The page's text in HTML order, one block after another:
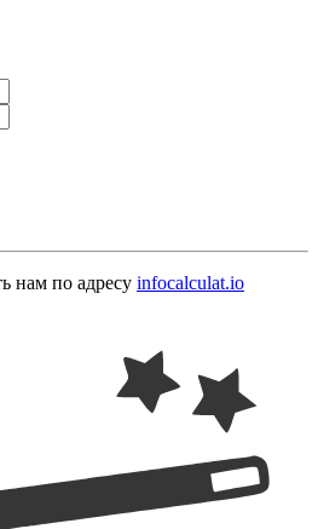
нам по адресу infocalculat.io